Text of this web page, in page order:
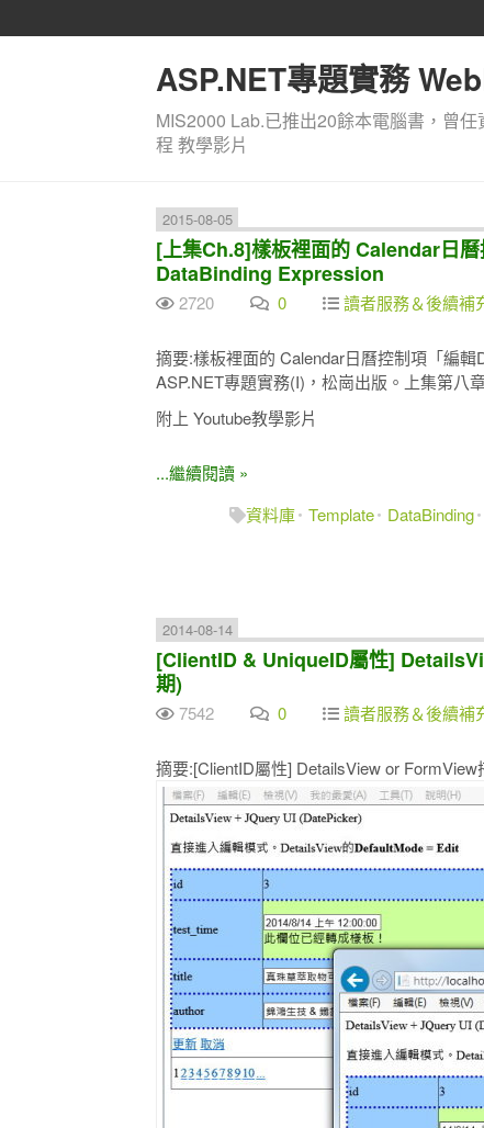
ASP.NET專題實務
MIS2000 Lab.已推出20餘本電腦書，曾
程 教學影片
2015-08-05
[上集Ch.8]樣板裡面的 Calendar日
DataBinding Expression
2720 0 讀者服務＆後續補
摘要:樣板裡面的 Calendar日曆控制項「編
ASP.NET專題實務(I)，松崗出版。上集第八
附上 Youtube教學影片
...繼續閱讀 »
資料庫 Template DataBinding
2014-08-14
[ClientID & UniqueID屬性]
期)
7542 0 讀者服務＆後續補
摘要:[ClientID屬性] DetailsView or